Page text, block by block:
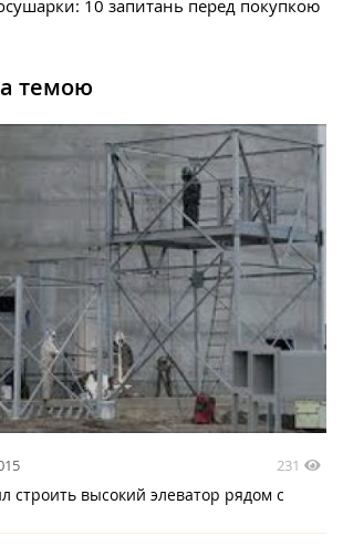
10 запитань перед покупкою
темою
231
строить высокий элеватор рядом с